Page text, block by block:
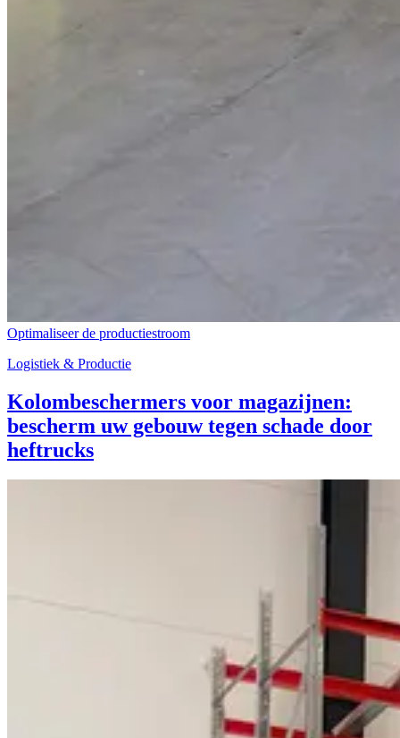
Optimaliseer de productiestroom
Logistiek & Productie
Kolombeschermers voor magazijnen:
bescherm uw gebouw tegen schade door
heftrucks